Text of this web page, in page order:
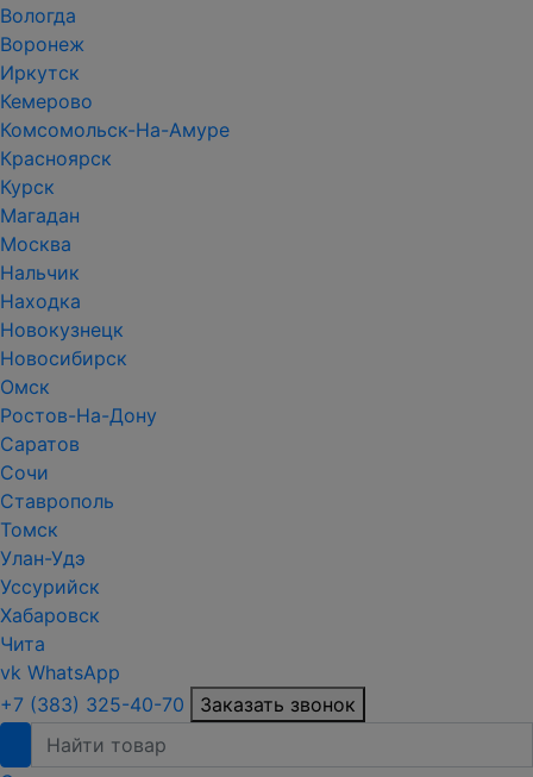
Вологда
Воронеж
Иркутск
Кемерово
Комсомольск-На-Амуре
Красноярск
Курск
Магадан
Москва
Нальчик
Находка
Новокузнецк
Новосибирск
Омск
Ростов-На-Дону
Саратов
Сочи
Ставрополь
Томск
Улан-Удэ
Уссурийск
Хабаровск
Чита
vk WhatsApp
+7 (383) 325-40-70
Заказать звонок